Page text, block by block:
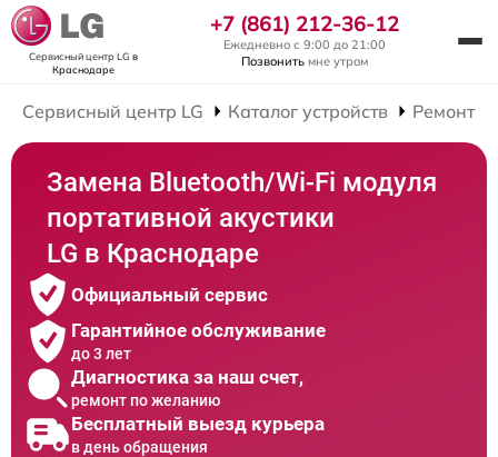
Сервисный центр LG в
Краснодаре
+7 (861) 212-36-12
Ежедневно с 9:00 до 21:00
Позвонить мне утром
Сервисный центр LG Каталог устройств Ремонт
Замена Bluetooth/Wi-Fi модуля
портативной акустики
LG в Краснодаре
Официальный сервис
Гарантийное обслуживание
до 3 лет
Диагностика за наш счет,
ремонт по желанию
Бесплатный выезд курьера
в день обращения